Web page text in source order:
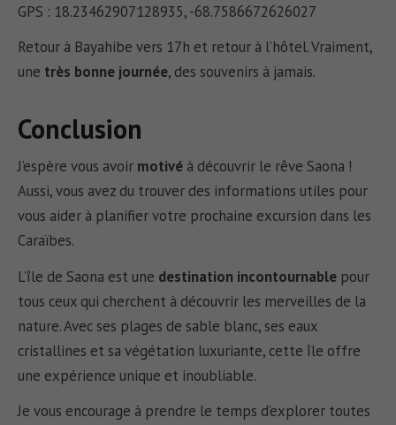
GPS : 18.23462907128935, -68.7586672626027
Retour à Bayahibe vers 17h et retour à l’hôtel. Vraiment,
une très bonne journée, des souvenirs à jamais.
Conclusion
J’espère vous avoir motivé à découvrir le rêve Saona !
Aussi, vous avez du trouver des informations utiles pour
vous aider à planifier votre prochaine excursion dans les
Caraïbes.
L’île de Saona est une destination incontournable pour
tous ceux qui cherchent à découvrir les merveilles de la
nature. Avec ses plages de sable blanc, ses eaux
cristallines et sa végétation luxuriante, cette île offre
une expérience unique et inoubliable.
Je vous encourage à prendre le temps d’explorer toutes